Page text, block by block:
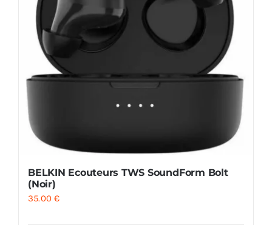
BELKIN Ecouteurs TWS SoundForm Bolt
(Noir)
35.00€